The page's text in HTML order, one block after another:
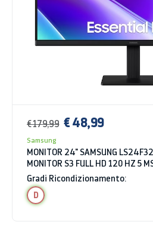
€ 179,99 € 48,99
Samsung
MONITOR 24" SAMSUNG
MONITOR S3 FULL HD 120 HZ 5
Gradi Ricondizionamento:
D